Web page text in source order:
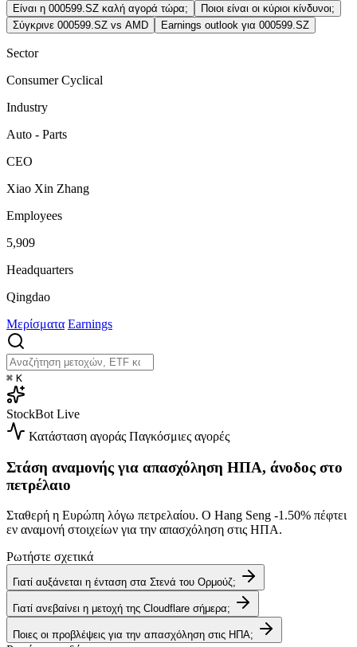
Είναι η 000599.SZ καλή αγορά τώρα;
Ποιοι είναι οι κύριοι κίνδυνοι;
Σύγκρινε 000599.SZ vs AMD
Earnings outlook για 000599.SZ
Sector
Consumer Cyclical
Industry
Auto - Parts
CEO
Xiao Xin Zhang
Employees
5,909
Headquarters
Qingdao
Μερίσματα Earnings
⌘ K
StockBot Live
Κατάσταση αγοράς Παγκόσμιες αγορές
Στάση αναμονής για απασχόληση ΗΠΑ, άνοδος στο
πετρέλαιο
Σταθερή η Ευρώπη λόγω πετρελαίου. Ο Hang Seng -1.50% πέφτει
εν αναμονή στοιχείων για την απασχόληση στις ΗΠΑ.
Ρωτήστε σχετικά
Γιατί αυξάνεται η ένταση στα Στενά του Ορμούζ;
Γιατί ανεβαίνει η μετοχή της Cloudflare σήμερα;
Ποιες οι προβλέψεις για την απασχόληση στις ΗΠΑ;